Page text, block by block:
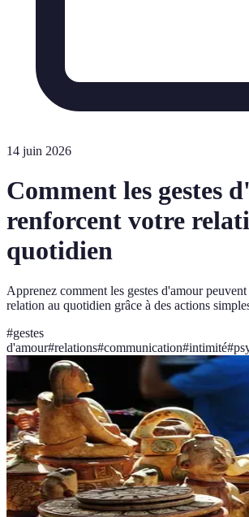
14 juin 2026
Comment les gestes
renforcent votre
quotidien
Apprenez comment les gestes d'amour
relation au quotidien grâce à des actions
#gestes
d'amour#relations#communication#intimité#